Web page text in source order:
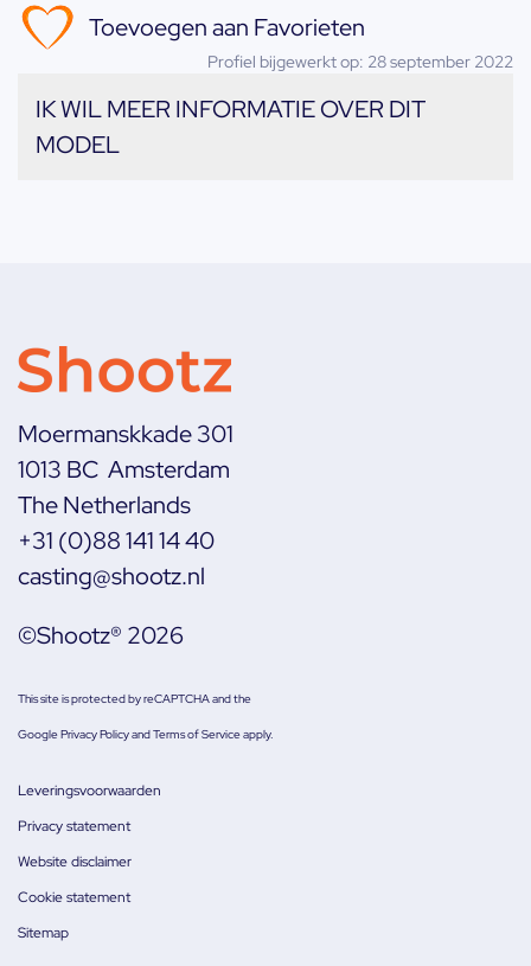
Toevoegen aan Favorieten
Profiel bijgewerkt op: 28 september 2022
IK WIL MEER INFORMATIE OVER DIT
MODEL
Moermanskkade 301
1013 BC Amsterdam
The Netherlands
+31 (0)88 141 14 40
casting@shootz.nl
©Shootz® 2026
This site is protected by reCAPTCHA and the
GooglePrivacy PolicyandTerms of Serviceapply.
Leveringsvoorwaarden
Privacy statement
Website disclaimer
Cookie statement
Sitemap